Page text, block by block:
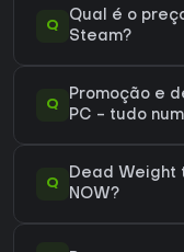
Q
Qual é o
Steam?
Q
Promoção e
PC - tudo
Q
Dead Weight
NOW?